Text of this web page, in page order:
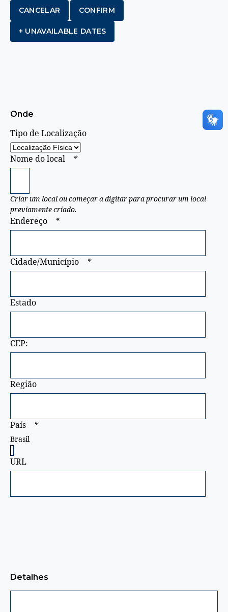
CANCELAR CONFIRM
+ UNAVAILABLE DATES
Onde
Tipo de Localização
Nome do local *
Criar um local ou começar a digitar para procurar um local
previamente criado.
Endereço *
Cidade/Município *
Estado
CEP:
Região
País *
Brasil
URL
Detalhes